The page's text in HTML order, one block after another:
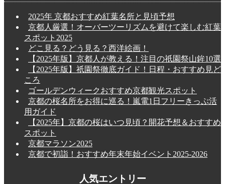
2025年 京都おすすめ紅葉名所と見頃予想
京都人厳選！オーバーツーリズムを避けて楽しむ紅葉
スポット2025
どこ見る？どう見る？西洋絵画！
【2025年版】京都人が教える！注目の祇園祭山鉾10選
【2025年版】祇園祭徹底ガイド！日程・おすすめ見ど
ころ
ゴールデンウィークおすすめ京都観光スポット
京都の桜名所をお得に巡る！嵐電1日フリーきっぷ活
用ガイド
【2025年】京都の桜はいつ見頃？開花予想＆おすすめ
スポット
京都マラソン2025
京都で初詣！おすすめ年末年始イベント2025-2026
人気エントリー